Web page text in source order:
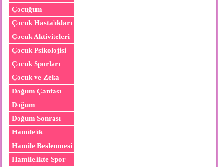
Çocuğum
Çocuk Hastalıkları
Çocuk Aktiviteleri
Çocuk Psikolojisi
Çocuk Sporları
Çocuk ve Zeka
Doğum Çantası
Doğum
Doğum Sonrası
Hamilelik
Hamile Beslenmesi
Hamilelikte Spor